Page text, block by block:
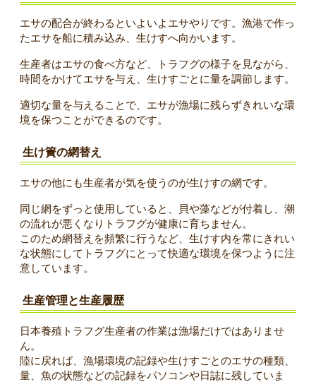
エサの配合が終わるといよいよエサやりです。漁港で作っ
たエサを船に積み込み、生けすへ向かいます。
生産者はエサの食べ方など、トラフグの様子を見ながら、
時間をかけてエサを与え、生けすごとに量を調節します。
適切な量を与えることで、エサが漁場に残らずきれいな環
境を保つことができるのです。
生け簀の網替え
エサの他にも生産者が気を使うのが生けすの網です。
同じ網をずっと使用していると、貝や藻などが付着し、潮
の流れが悪くなりトラフグが健康に育ちません。
このため網替えを頻繁に行うなど、生けす内を常にきれい
な状態にしてトラフグにとって快適な環境を保つように注
意しています。
生産管理と生産履歴
日本養殖トラフグ生産者の作業は漁場だけではありませ
ん。
陸に戻れば、漁場環境の記録や生けすごとのエサの種類、
量、魚の状態などの記録をパソコンや日誌に残していま